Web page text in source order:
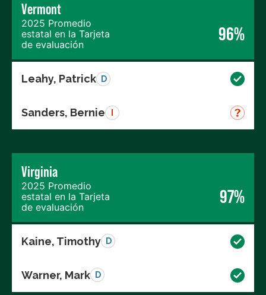
Vermont
2025 Promedio
estatal en la Tarjeta
de evaluación
96%
Leahy, Patrick D
Sanders, Bernie I
Virginia
2025 Promedio
estatal en la Tarjeta
de evaluación
97%
Kaine, Timothy D
Warner, Mark D